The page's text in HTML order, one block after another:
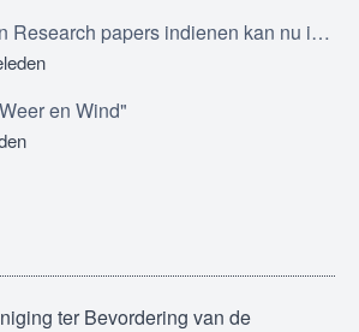
Review en Research papers indienen kan nu in Journal of the European Meteorological Society
en Wind"
ter Bevordering van de